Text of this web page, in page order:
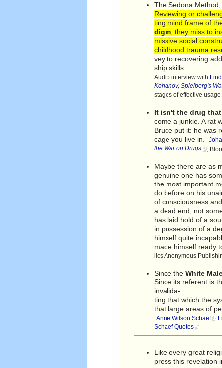
The Sedona Method,
Reviewing or
ting mind frame of
digm , they miss to
missive social
childhoodtrauma
vey to recovering
ship skills.
Audio interview with
Kohanov, Spielberg's
stages of effective
It isn't the drug
come a junkie. A rat
Bruce put it: he was
cage you live in.
the War on Drugs ,
Maybe there are as
genuine one has
the most important
do before on his
of consciousness
a dead end, not
has laid hold of a
in possession of a
himself quite
made himself ready
lics Anonymous
Since theWhite
Since its referent is
invalida-
ting that which the
that large areas of
Anne Wilson Schaef
Schaef Quotes
Like every great
press this revelation